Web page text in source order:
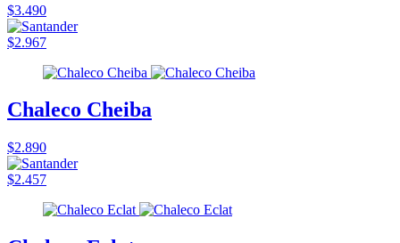
$3.490
$2.967
Chaleco Cheiba
$2.890
$2.457